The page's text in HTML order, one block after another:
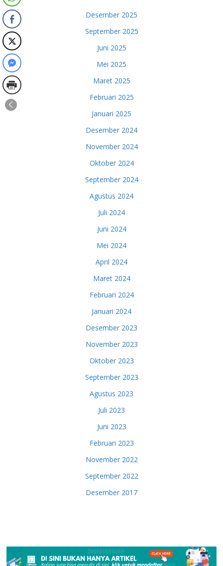
Desember 2025
September 2025
Juni 2025
Mei 2025
Maret 2025
Februari 2025
Januari 2025
Desember 2024
November 2024
Oktober 2024
September 2024
Agustus 2024
Juli 2024
Juni 2024
Mei 2024
April 2024
Maret 2024
Februari 2024
Januari 2024
Desember 2023
November 2023
Oktober 2023
September 2023
Agustus 2023
Juli 2023
Juni 2023
Februari 2023
November 2022
September 2022
Desember 2017